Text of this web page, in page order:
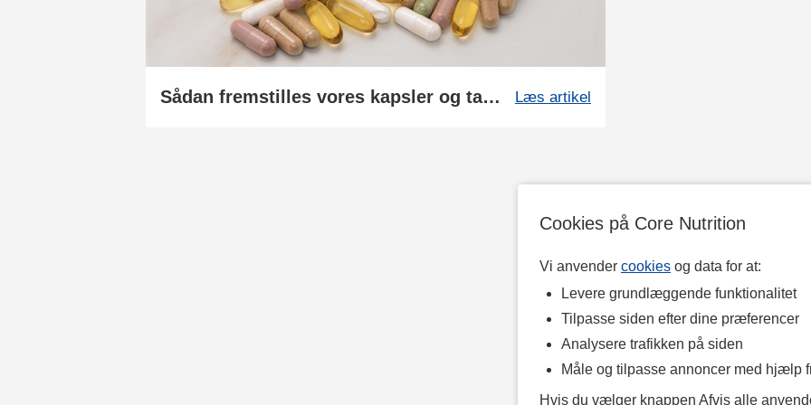
Cookies på Core Nutrition
Vi anvender cookies og data for at:
Levere grundlæggende funktionalitet
Tilpasse siden efter dine præferencer
Analysere trafikken på siden
Måle og tilpasse annoncer med hjælp
Hvis du vælger knappen Afvis alle
Sådan fremstilles vores kapsler og tabletter Læs artikel